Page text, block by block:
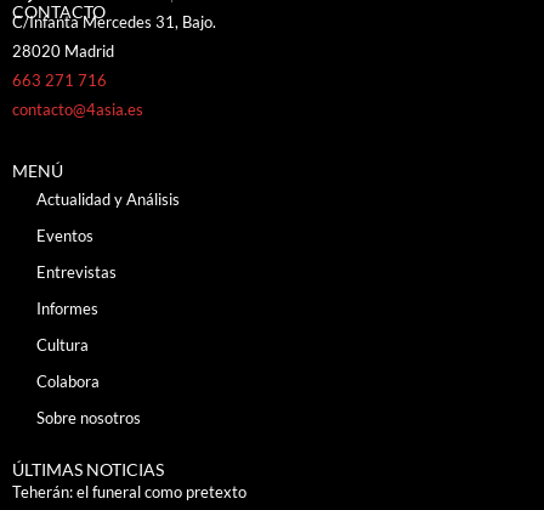
CONTACTO
C/Infanta Mercedes 31, Bajo.
28020 Madrid
663 271 716
contacto@4asia.es
MENÚ
Actualidad y Análisis
Eventos
Entrevistas
Informes
Cultura
Colabora
Sobre nosotros
ÚLTIMAS NOTICIAS
Teherán: el funeral como pretexto